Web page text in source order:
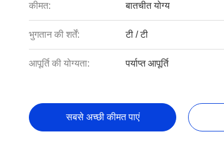
कीमत: बातचीत योग्य
भुगतान की शर्तें: टी / टी
आपूर्ति की योग्यता: पर्याप्त आपूर्ति
सबसे अच्छी कीमत पाएं